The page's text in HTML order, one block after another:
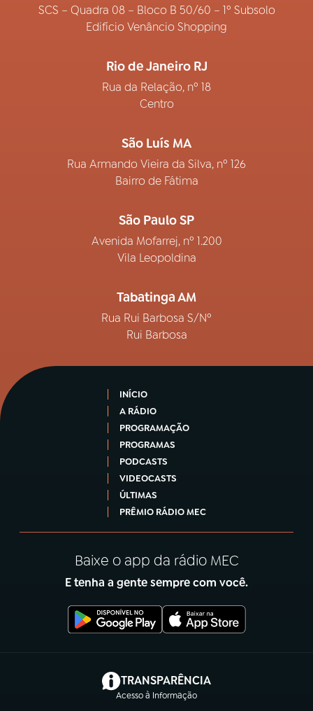
SCS – Quadra 08 – Bloco B 50/60 – 1º Subsolo
Edifício Venâncio Shopping
Rio de Janeiro RJ
Rua da Relação, nº 18
Centro
São Luís MA
Rua Armando Vieira da Silva, nº 126
Bairro de Fátima
São Paulo SP
Avenida Mofarrej, nº 1.200
Vila Leopoldina
Tabatinga AM
Rua Rui Barbosa S/Nº
Rui Barbosa
INÍCIO
A RÁDIO
PROGRAMAÇÃO
PROGRAMAS
PODCASTS
VIDEOCASTS
ÚLTIMAS
PRÊMIO RÁDIO MEC
Baixe o app da rádio MEC
E tenha a gente sempre com você.
TRANSPARÊNCIA
Acesso à Informação
(abre em nova aba)